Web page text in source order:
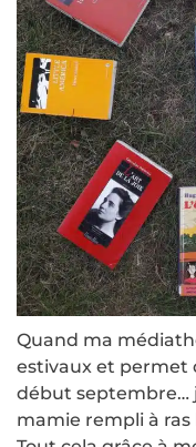
Quand ma
estivaux et permet
début septembre…
mamie rempli à ras